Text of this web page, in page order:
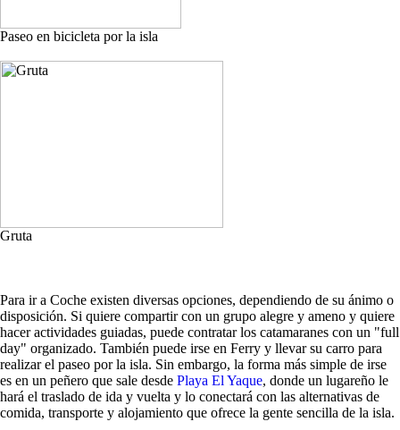
Paseo en bicicleta por la isla
Gruta
Para ir a Coche existen diversas opciones, dependiendo de su ánimo o
disposición. Si quiere compartir con un grupo alegre y ameno y quiere
hacer actividades guiadas, puede contratar los catamaranes con un "full
day" organizado. También puede irse en Ferry y llevar su carro para
realizar el paseo por la isla. Sin embargo, la forma más simple de irse
es en un peñero que sale desde Playa El Yaque, donde un lugareño le
hará el traslado de ida y vuelta y lo conectará con las alternativas de
comida, transporte y alojamiento que ofrece la gente sencilla de la isla.